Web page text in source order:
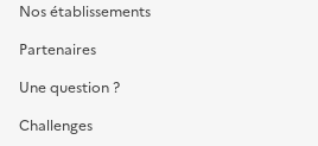
Nos établissements
Partenaires
Une question ?
Challenges